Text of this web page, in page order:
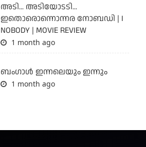
അടി... അടിയോടടി...
ഇതൊരൊന്നൊന്നര നോബഡി | I
NOBODY | MOVIE REVIEW
1 month ago
ബംഗാള്‍ ഇന്നലെയും ഇന്നും
1 month ago